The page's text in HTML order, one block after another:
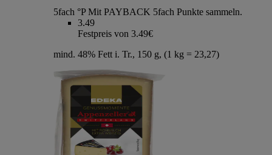
5fach °P Mit PAYBACK 5fach Punkte sammeln.
3.49
Festpreis von 3.49€
mind. 48% Fett i. Tr., 150 g, (1 kg = 23,27)